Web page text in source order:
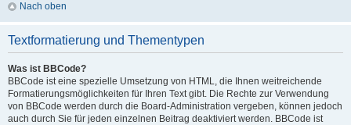
Nach oben
Textformatierung und Thementypen
Was ist BBCode?
BBCode ist eine spezielle Umsetzung von HTML, die Ihnen weitreichende
Formatierungsmöglichkeiten für Ihren Text gibt. Die Rechte zur Verwendung
von BBCode werden durch die Board-Administration vergeben, können jedoch
auch durch Sie für jeden einzelnen Beitrag deaktiviert werden. BBCode ist